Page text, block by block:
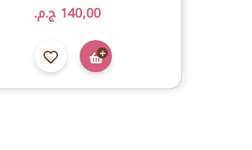
140٫00 ج.م.‏